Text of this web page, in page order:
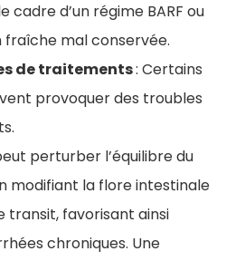
cadre d’un régime BARF ou
fraîche mal conservée.
de traitements: Certains
provoquer des troubles
perturber l’équilibre du
modifiant la flore intestinale
transit, favorisant ainsi
chroniques. Une